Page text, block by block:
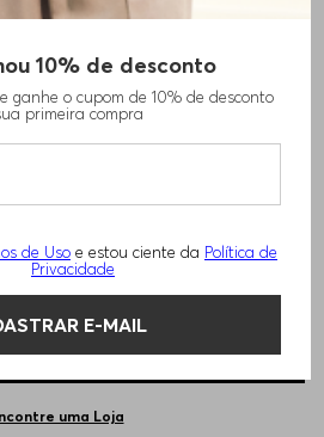
10% de desconto
ganhe o cupom de 10% de desconto
primeira compra
de Uso e estou ciente da Política de
Privacidade
E-MAIL
JERSEY DE ALGODÃO-
Informações do Tamanho
Tabela de Tamanhos
AO CARRINHO
uma Loja